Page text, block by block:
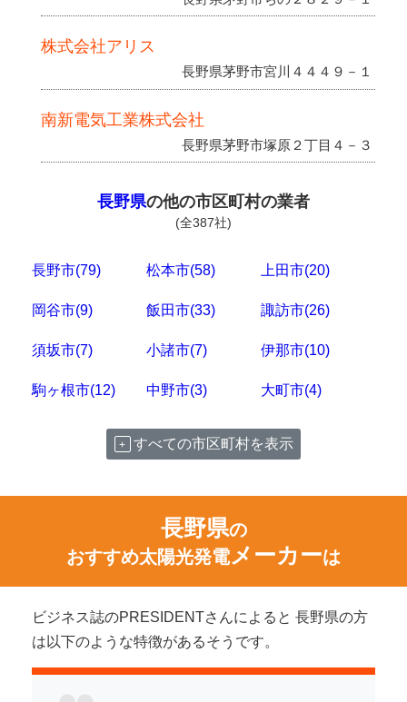
株式会社アリス
長野県茅野市宮川４４４９－１
南新電気工業株式会社
長野県茅野市塚原２丁目４－３
長野県の他の市区町村の業者
(全387社)
長野市(79) 松本市(58) 上田市(20)
岡谷市(9) 飯田市(33) 諏訪市(26)
須坂市(7) 小諸市(7) 伊那市(10)
駒ヶ根市(12) 中野市(3) 大町市(4)
すべての市区町村を表示
長野県の
おすすめ太陽光発電メーカーは
ビジネス誌のPRESIDENTさんによると 長野県の方
は以下のような特徴があるそうです。